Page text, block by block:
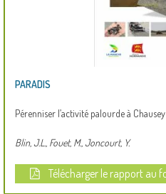
PARADIS
Pérenniser l’activité palourde à
Blin, J.L., Fouet, M., Joncourt, Y.
Télécharger le rapport au